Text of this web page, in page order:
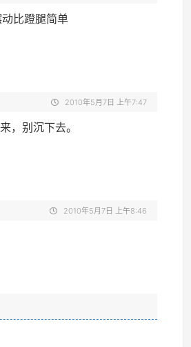
比蹬腿简单
2010年5月7日 上午7:47
，别沉下去。
2010年5月7日 上午8:46